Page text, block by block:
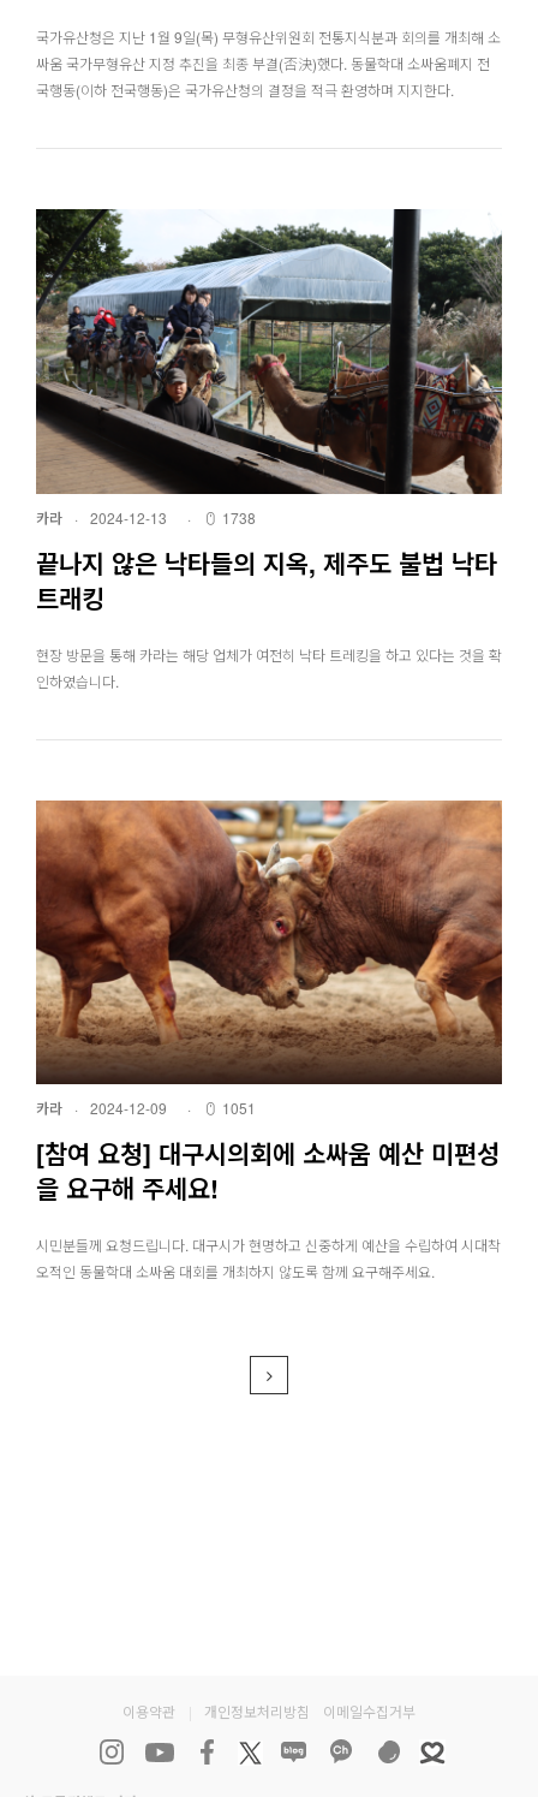
국가유산청은 지난 1월 9일(목) 무형유산위원회 전통지식분과 회의를 개최해 소
싸움 국가무형유산 지정 추진을 최종 부결(否決)했다. 동물학대 소싸움폐지 전
국행동(이하 전국행동)은 국가유산청의 결정을 적극 환영하며 지지한다.
카라 · 2024-12-13 · 1738
끝나지 않은 낙타들의 지옥, 제주도 불법 낙타
트래킹
현장 방문을 통해 카라는 해당 업체가 여전히 낙타 트레킹을 하고 있다는 것을 확
인하였습니다.
카라 · 2024-12-09 · 1051
[참여 요청] 대구시의회에 소싸움 예산 미편성
을 요구해 주세요!
시민분들께 요청드립니다. 대구시가 현명하고 신중하게 예산을 수립하여 시대착
오적인 동물학대 소싸움 대회를 개최하지 않도록 함께 요구해주세요.
Next
이용약관 개인정보처리방침 이메일수집거부